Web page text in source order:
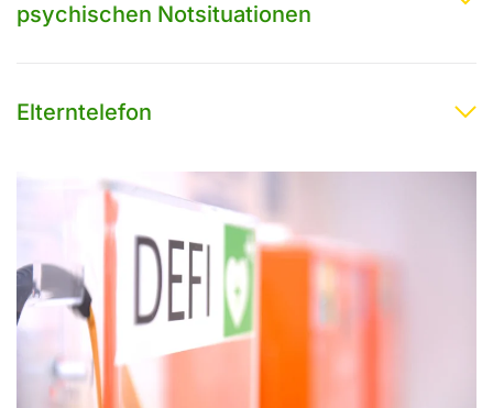
psychischen Notsituationen
Elterntelefon